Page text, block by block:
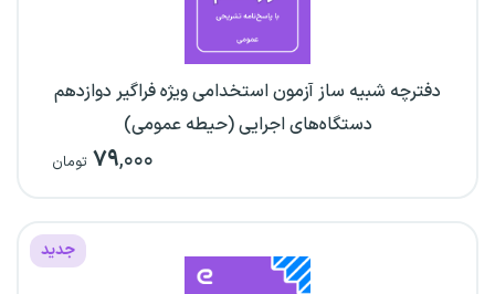
دفترچه شبیه ساز آزمون استخدامی ویژه فراگیر دوازدهم
دستگاه‌های اجرایی (حیطه عمومی)
۷۹,۰۰۰ تومان
جدید